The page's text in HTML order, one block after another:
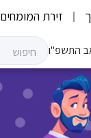
זירת המומחים
התשפ"ו